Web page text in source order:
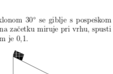
30◦ se giblje s pospeˇskom
zaˇcetku miruje pri vrhu, spusti
je 0,1.
    
    
    
    
    
    
    






